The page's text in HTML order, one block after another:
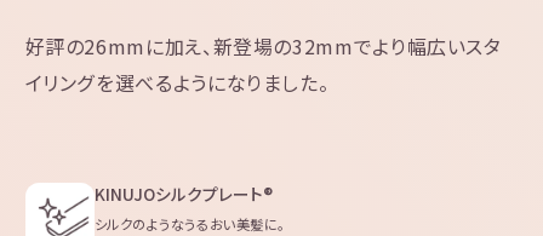
好評の26mmに加え、新登場の32mmでより幅広いスタ
イリングを選べるようになりました。
KINUJOシルクプレート®
シルクのようなうるおい美髪に。